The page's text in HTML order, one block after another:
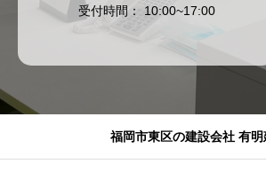
​受付時間： 10:00~17:00
福岡市東区の建設会社 有明